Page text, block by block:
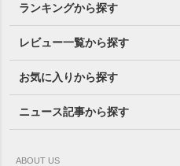
ランキングから探す
レビュー一覧から探す
お気に入りから探す
ニュース記事から探す
ABOUT US